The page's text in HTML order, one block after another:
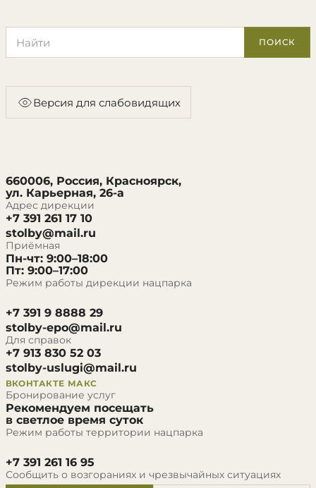
ПОИСК
Версия для слабовидящих
660006, Россия, Красноярск,
ул. Карьерная, 26-а
Адрес дирекции
+7 391 261 17 10
stolby@mail.ru
Приёмная
Пн-чт: 9:00–18:00
Пт: 9:00–17:00
Режим работы дирекции нацпарка
+7 391 9 8888 29
stolby-epo@mail.ru
Для справок
+7 913 830 52 03
stolby-uslugi@mail.ru
ВКОНТАКТЕ МАКС
Бронирование услуг
Рекомендуем посещать
в светлое время суток
Режим работы территории нацпарка
+7 391 261 16 95
Сообщить о возгораниях и чрезвычайных ситуациях